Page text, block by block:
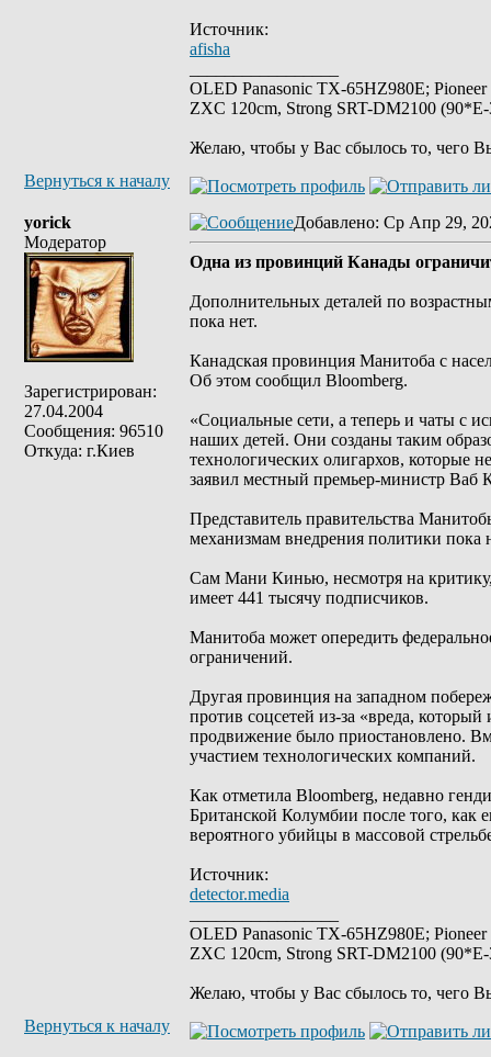
Источник:
afisha
OLED Panasonic TX-65HZ980E;
ZXC 120cm, Strong SRT-DM2100
Желаю, чтобы у Вас сбылось то, чего
Вернуться к началу
yorick
Модератор
Зарегистрирован:
27.04.2004
Сообщения: 96510
Откуда: г.Киев
Добавлено: Ср Апр 29,
Одна из провинций Канады
Дополнительных деталей по
пока нет.
Канадская провинция Манитоба с
Об этом сообщил Bloomberg.
«Социальные сети, а теперь и чаты с
наших детей. Они созданы таким
технологических олигархов,
заявил местный премьер-министр Ваб
Представитель правительства
механизмам внедрения политики пока
Сам Мани Кинью, несмотря на критику,
имеет 441 тысячу подписчиков.
Манитоба может опередить
ограничений.
Другая провинция на западном
против соцсетей из-за «вреда,
продвижение было приостановлено.
участием технологических компаний.
Как отметила Bloomberg, недавно
Британской Колумбии после того, как
вероятного убийцы в массовой
Источник:
detector.media
OLED Panasonic TX-65HZ980E;
ZXC 120cm, Strong SRT-DM2100
Желаю, чтобы у Вас сбылось то, чего
Вернуться к началу